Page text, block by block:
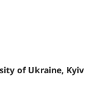
of Ukraine, Kyiv